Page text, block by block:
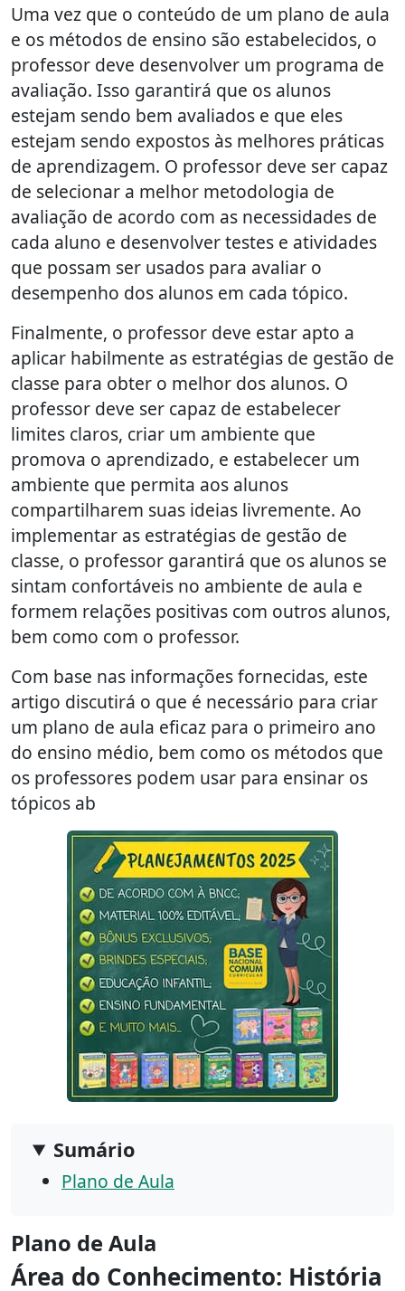
Uma vez que o conteúdo de um plano de aula
e os métodos de ensino são estabelecidos, o
professor deve desenvolver um programa de
avaliação. Isso garantirá que os alunos
estejam sendo bem avaliados e que eles
estejam sendo expostos às melhores práticas
de aprendizagem. O professor deve ser capaz
de selecionar a melhor metodologia de
avaliação de acordo com as necessidades de
cada aluno e desenvolver testes e atividades
que possam ser usados para avaliar o
desempenho dos alunos em cada tópico.
Finalmente, o professor deve estar apto a
aplicar habilmente as estratégias de gestão de
classe para obter o melhor dos alunos. O
professor deve ser capaz de estabelecer
limites claros, criar um ambiente que
promova o aprendizado, e estabelecer um
ambiente que permita aos alunos
compartilharem suas ideias livremente. Ao
implementar as estratégias de gestão de
classe, o professor garantirá que os alunos se
sintam confortáveis no ambiente de aula e
formem relações positivas com outros alunos,
bem como com o professor.
Com base nas informações fornecidas, este
artigo discutirá o que é necessário para criar
um plano de aula eficaz para o primeiro ano
do ensino médio, bem como os métodos que
os professores podem usar para ensinar os
tópicos ab
Sumário
Plano de Aula
Plano de Aula
Área do Conhecimento: História